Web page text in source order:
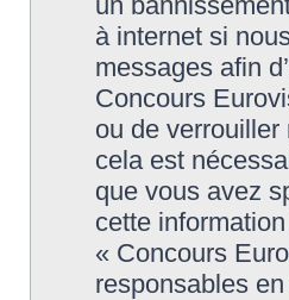
à internet si
messages afin
Concours
ou de verrouiller
cela est
que vous avez
cette
« Concours
responsables